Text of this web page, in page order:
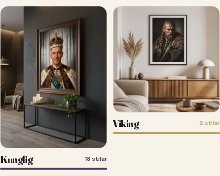
Kunglig 18 stilar
Viking 6 stilar